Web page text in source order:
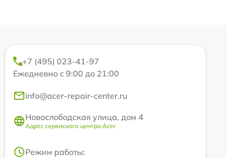
+7 (495) 023-41-97
Ежедневно с 9:00 до 21:00
info@acer-repair-center.ru
Новослободская улица, дом 4
Адрес сервисного центра Acer
Режим работы: